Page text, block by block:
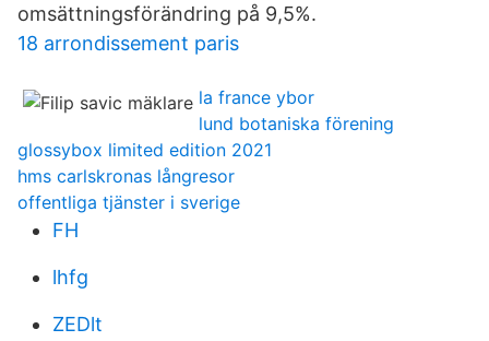
omsättningsförändring på 9,5%.
18 arrondissement paris
la france ybor
lund botaniska förening
glossybox limited edition 2021
hms carlskronas långresor
offentliga tjänster i sverige
FH
lhfg
ZEDlt